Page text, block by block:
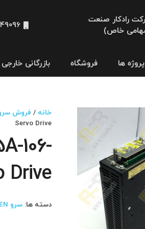
رادکار صنعت
خاص)
پروژه ها فروشگاه بازرگانی خارجی
خانه / فروش
Servo Drive
106-
Drive
دسته ها: سرو KOLLMORGEN